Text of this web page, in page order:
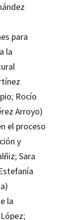
para
la
Rocío
Arroyo)
el proceso
y
Sara
la